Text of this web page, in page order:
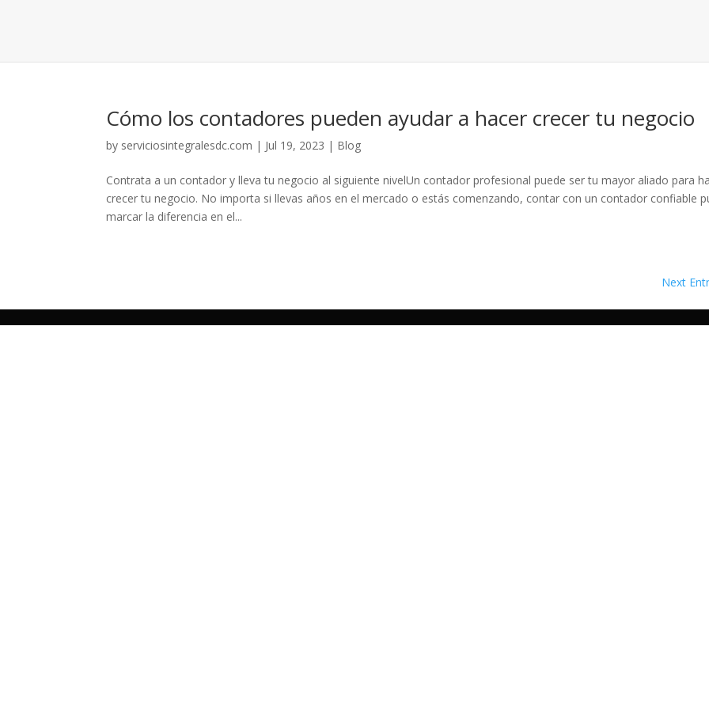
Cómo los contadores pueden ayudar a hacer crecer tu negocio
by serviciosintegralesdc.com | Jul 19, 2023 | Blog
Contrata a un contador y lleva tu negocio al siguiente nivelUn contador profesional puede ser tu mayor aliado para
crecer tu negocio. No importa si llevas años en el mercado o estás comenzando, contar con un contador confiable
marcar la diferencia en el...
Next